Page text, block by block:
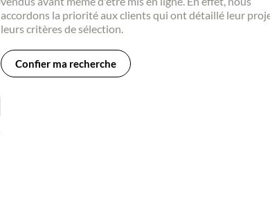
accordons la priorité aux clients qui ont détaillé leur
leurs critères de sélection.
Confier ma recherche